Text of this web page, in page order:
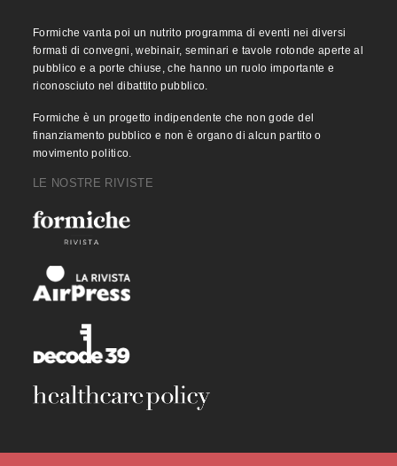
Formiche vanta poi un nutrito programma di eventi nei diversi
formati di convegni, webinair, seminari e tavole rotonde aperte al
pubblico e a porte chiuse, che hanno un ruolo importante e
riconosciuto nel dibattito pubblico.
Formiche è un progetto indipendente che non gode del
finanziamento pubblico e non è organo di alcun partito o
movimento politico.
LE NOSTRE RIVISTE